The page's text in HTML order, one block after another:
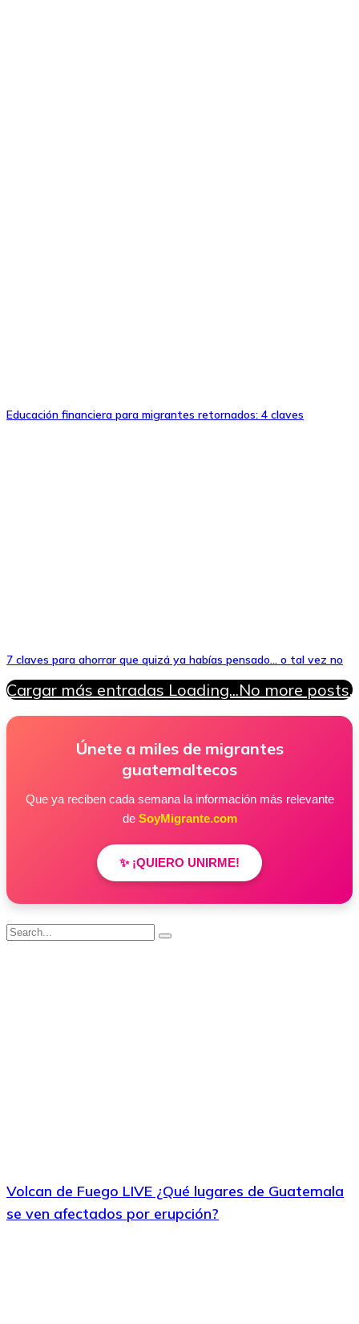
Educación financiera para migrantes retornados: 4 claves
7 claves para ahorrar que quizá ya habías pensado… o tal vez no
Cargar más entradas Loading...No more posts.
Únete a miles de migrantes
guatemaltecos
Que ya reciben cada semana la información más relevante
de SoyMigrante.com
✨ ¡QUIERO UNIRME!
Volcan de Fuego LIVE ¿Qué lugares de Guatemala
se ven afectados por erupción?